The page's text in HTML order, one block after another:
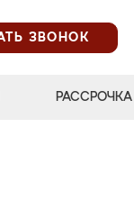
ЗВОНОК
РАССРОЧКА